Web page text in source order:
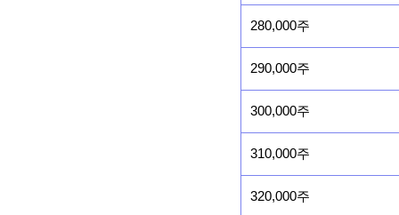
280,000주
290,000주
300,000주
310,000주
320,000주